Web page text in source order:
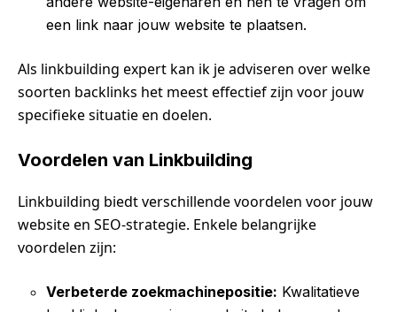
een link naar jouw website te plaatsen.
Als linkbuilding expert kan ik je adviseren over welke
soorten backlinks het meest effectief zijn voor jouw
specifieke situatie en doelen.
Voordelen van Linkbuilding
Linkbuilding biedt verschillende voordelen voor jouw
website en SEO-strategie. Enkele belangrijke
voordelen zijn:
Verbeterde zoekmachinepositie: Kwalitatieve